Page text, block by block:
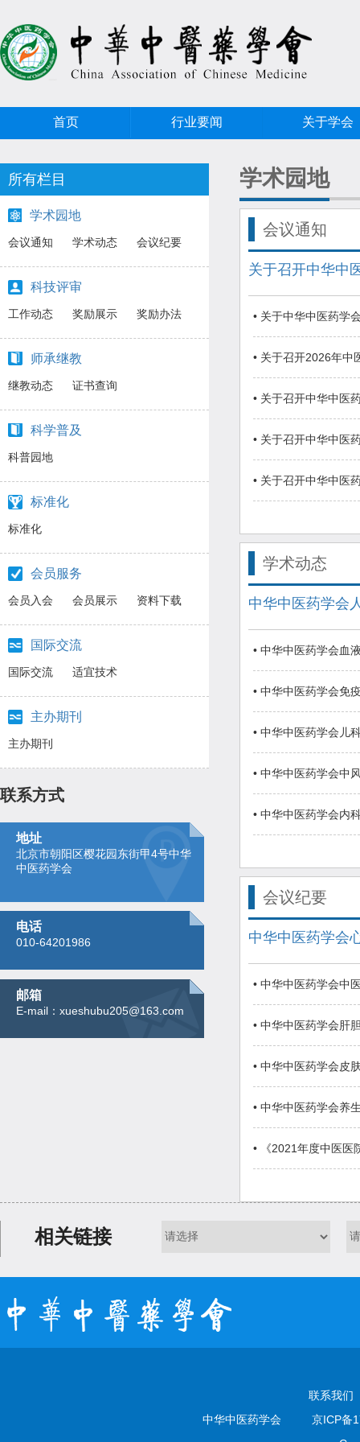
首页 行业要闻 关于学会
所有栏目
学术园地
会议通知 学术动态 会议纪要
科技评审
工作动态 奖励展示 奖励办法
师承继教
继教动态 证书查询
科学普及
科普园地
标准化
标准化
会员服务
会员入会 会员展示 资料下载
国际交流
国际交流 适宜技术
主办期刊
主办期刊
联系方式
地址
北京市朝阳区樱花园东街甲4号中华
中医药学会
电话
010-64201986
邮箱
E-mail：xueshubu205@163.com
学术园地
会议通知
关于召开中华中
• 关于中华中医药学
• 关于召开2026年中
• 关于召开中华中医
• 关于召开中华中医
• 关于召开中华中医
学术动态
中华中医药学会
• 中华中医药学会血
• 中华中医药学会免
• 中华中医药学会儿
• 中华中医药学会中
• 中华中医药学会内
会议纪要
中华中医药学会
• 中华中医药学会中
• 中华中医药学会肝
• 中华中医药学会皮
• 中华中医药学会养
• 《2021年度中医医
相关链接
联系我们
中华中医药学会
京ICP备